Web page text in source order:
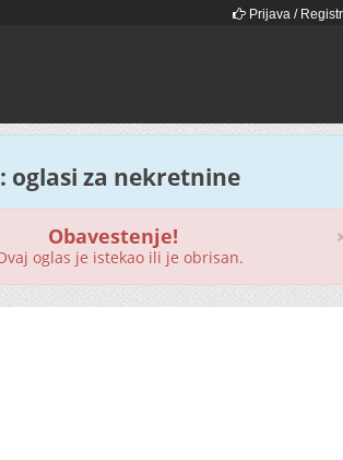
Prijava /
oglasi za nekretnine
Obavestenje!
oglas je istekao ili je obrisan.